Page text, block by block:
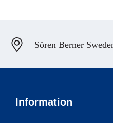
Sören Berner
Information